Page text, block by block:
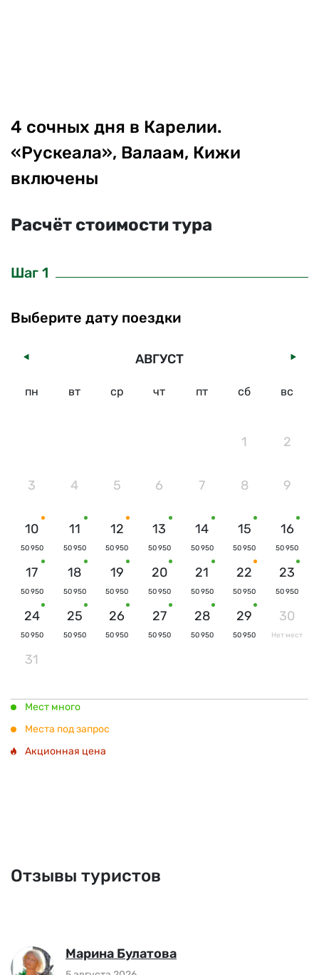
4 сочных дня в Карелии.
«Рускеала», Валаам, Кижи
включены
Расчёт стоимости тура
Шаг 1
Выберите дату поездки
АВГУСТ
пн вт ср чт пт сб вс
1 2
3 4 5 6 7 8 9
10
50 950
11
50 950
12
50 950
13
50 950
14
50 950
15
50 950
16
50 950
17
50 950
18
50 950
19
50 950
20
50 950
21
50 950
22
50 950
23
50 950
24
50 950
25
50 950
26
50 950
27
50 950
28
50 950
29
50 950
30
Нет мест
31
Мест много
Места под запрос
Акционная цена
Отзывы туристов
Марина Булатова